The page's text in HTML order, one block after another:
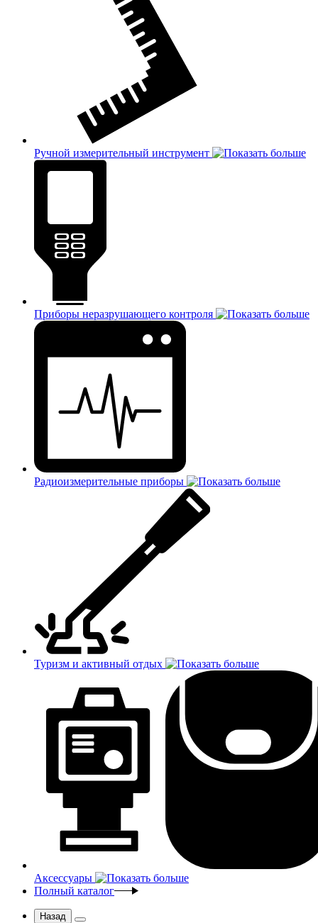
Ручной измерительный инструмент
Приборы неразрушающего контроля
Радиоизмерительные приборы
Туризм и активный отдых
Аксессуары
Полный каталог
Назад